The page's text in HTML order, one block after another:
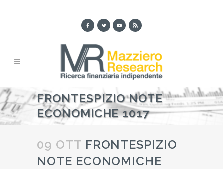
FRONTESPIZIO NOTE
ECONOMICHE 1017
09 OTT FRONTESPIZIO
NOTE ECONOMICHE